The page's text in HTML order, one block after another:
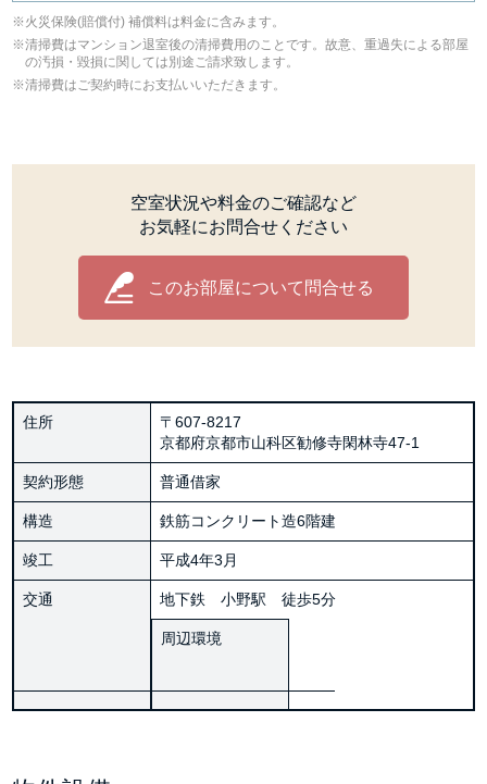
⽕災保険(賠償付) 補償料は料⾦に含みます。
清掃費はマンション退室後の清掃費用のことです。故意、重過失による部屋
の汚損・毀損に関しては別途ご請求致します。
清掃費はご契約時にお支払いいただきます。
空室状況や料金のご確認など
お気軽にお問合せください
このお部屋について問合せる
住所
〒607-8217
京都府京都市山科区勧修寺閑林寺47-1
契約形態 普通借家
構造 鉄筋コンクリート造6階建
竣工 平成4年3月
交通 地下鉄 小野駅 徒歩5分
周辺環境